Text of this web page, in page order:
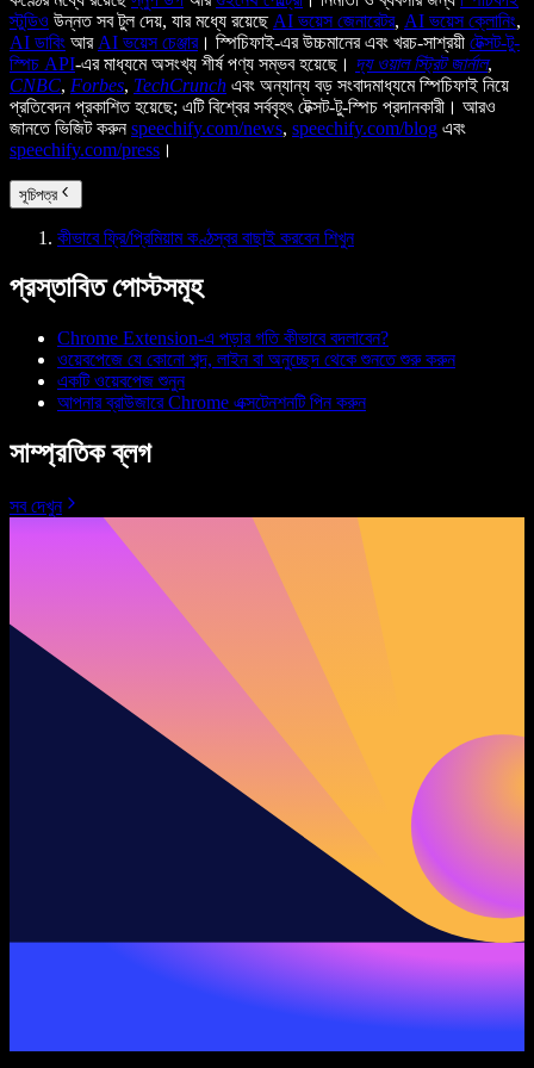
স্টুডিও উন্নত সব টুল দেয়, যার মধ্যে রয়েছে AI ভয়েস জেনারেটর, AI ভয়েস ক্লোনিং,
AI ডাবিং আর AI ভয়েস চেঞ্জার। স্পিচিফাই-এর উচ্চমানের এবং খরচ-সাশ্রয়ী টেক্সট-টু-
স্পিচ API-এর মাধ্যমে অসংখ্য শীর্ষ পণ্য সম্ভব হয়েছে। দ্য ওয়াল স্ট্রিট জার্নাল,
CNBC, Forbes, TechCrunch এবং অন্যান্য বড় সংবাদমাধ্যমে স্পিচিফাই নিয়ে
প্রতিবেদন প্রকাশিত হয়েছে; এটি বিশ্বের সর্ববৃহৎ টেক্সট-টু-স্পিচ প্রদানকারী। আরও
জানতে ভিজিট করুনspeechify.com/news, speechify.com/blog এবং
speechify.com/press ।
সূচিপত্র
কীভাবে ফ্রি/প্রিমিয়াম কণ্ঠস্বর বাছাই করবেন শিখুন
প্রস্তাবিত পোস্টসমূহ
Chrome Extension-এ পড়ার গতি কীভাবে বদলাবেন?
ওয়েবপেজে যে কোনো শব্দ, লাইন বা অনুচ্ছেদ থেকে শুনতে শুরু করুন
একটি ওয়েবপেজ শুনুন
আপনার ব্রাউজারে Chrome এক্সটেনশনটি পিন করুন
সাম্প্রতিক ব্লগ
সব দেখুন